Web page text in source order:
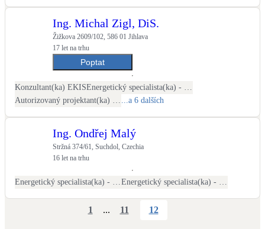
Ing. Michal Zigl, DiS.
Žižkova 2609/102, 586 01 Jihlava
17 let na trhu
Poptat
Konzultant(ka) EKIS
...a 6 dalších
Ing. Ondřej Malý
Stržná 374/61, Suchdol, Czechia
16 let na trhu
1 ... 11 12